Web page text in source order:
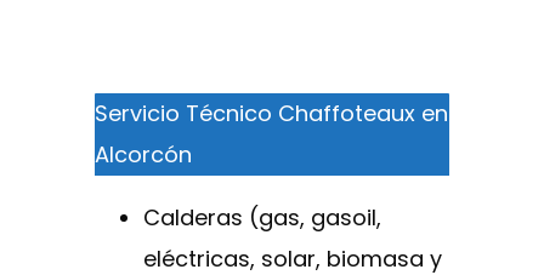
Servicio Técnico Chaffoteaux en
Alcorcón
Calderas (gas, gasoil,
eléctricas, solar, biomasa y